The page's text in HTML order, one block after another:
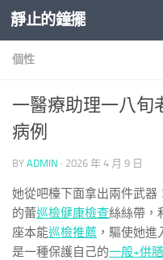
Skip to content
靜止的鐘擺
個性
一醫療助理一八旬
病例
BY ADMIN · 2026 年 4 月 9 日
她從吧檯下面拿出兩件武器
的蕾巡檢健康檢查絲絲帶，
座本能巡檢推薦 ，驅使她
是一種保護自己的一般+供